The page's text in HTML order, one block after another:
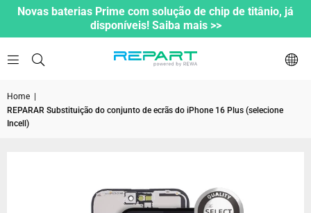
Novas baterias Prime com solução de chip de titânio, já
disponíveis! Saiba mais >>
Home
REPARAR Substituição do conjunto de ecrãs do iPhone 16 Plus (selecione
Incell)